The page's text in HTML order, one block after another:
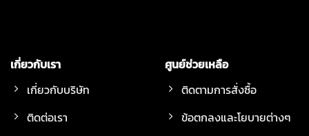
เกี่ยวกับเรา
เกี่ยวกับบริษัท
ติดต่อเรา
ศูนย์ช่วยเหลือ
ติดตามการสั่งซื้อ
ข้อตกลงและโยบายต่างๆ